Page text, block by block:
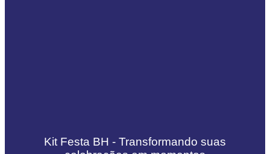
Kit Festa BH - Transformando suas